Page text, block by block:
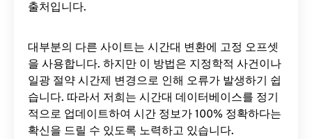
출처입니다.
대부분의 다른 사이트는 시간대 변환에 ​​고정 오프셋
을 사용합니다. 하지만 이 방법은 지정학적 사건이나
일광 절약 시간제 변경으로 인해 오류가 발생하기 쉽
습니다. 따라서 저희는 시간대 데이터베이스를 정기
적으로 업데이트하여 시간 정보가 100% 정확하다는
확신을 드릴 수 있도록 노력하고 있습니다.